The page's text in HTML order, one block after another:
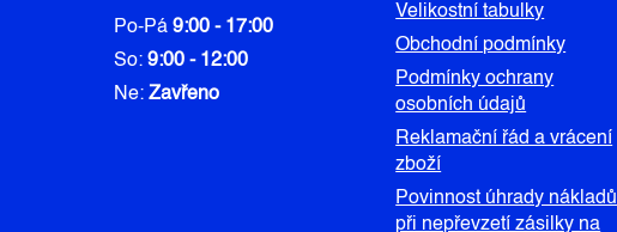
Po-Pá 9:00 - 17:00
So: 9:00 - 12:00
Ne: Zavřeno
Velikostní tabulky
Obchodní podmínky
Podmínky ochrany
osobních údajů
Reklamační řád a vrácení
zboží
Povinnost úhrady nákladů
při nepřevzetí zásilky na